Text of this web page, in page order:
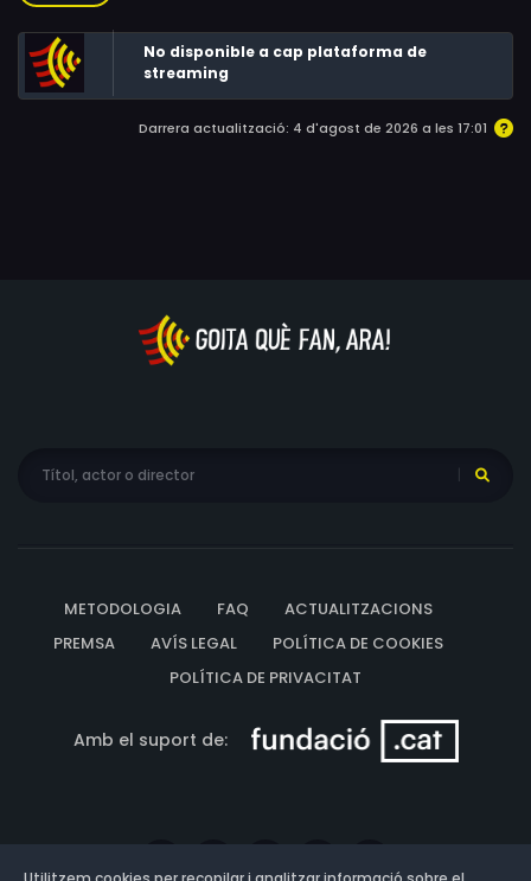
sobre la taula els temes més candents de la moda: la
sostenibilitat, la diversitat, el maltractament animal...
No disponible a cap plataforma de
streaming
Darrera actualització: 4 d'agost de 2026 a les 17:01
METODOLOGIA FAQ
ACTUALITZACIONS
PREMSA
AVÍS LEGAL
POLÍTICA DE COOKIES
POLÍTICA DE PRIVACITAT
Amb el suport de: